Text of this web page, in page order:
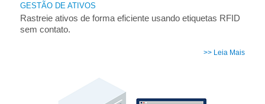
GESTÃO DE ATIVOS
Rastreie ativos de forma eficiente usando etiquetas RFID
sem contato.
>> Leia Mais